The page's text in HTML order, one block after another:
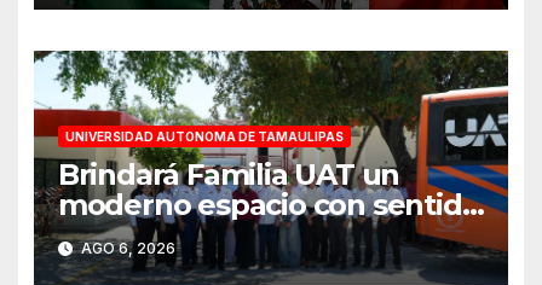
UNIVERSIDAD AUTONOMA DE TAMAULIPAS
Brindará Familia UAT un
moderno espacio con sentido
humano en la nueva sede del
COMASS
AGO 6, 2026